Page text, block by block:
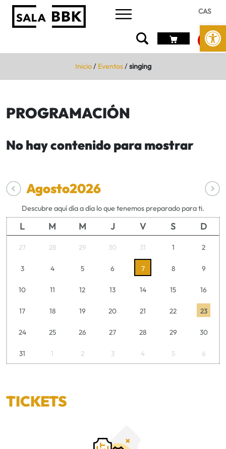
Abrir
CAS
Inicio/ Eventos/singing
PROGRAMACIÓN
No hay contenido para mostrar
Agosto2026
Descubre aquí día a día lo que tenemos preparado para ti.
L M M J V S D
27 28 29 30 31 1 2
3 4 5 6 7 8 9
10 11 12 13 14 15 16
17 18 19 20 21 22 23
24 25 26 27 28 29 30
31 1 2 3 4 5 6
TICKETS